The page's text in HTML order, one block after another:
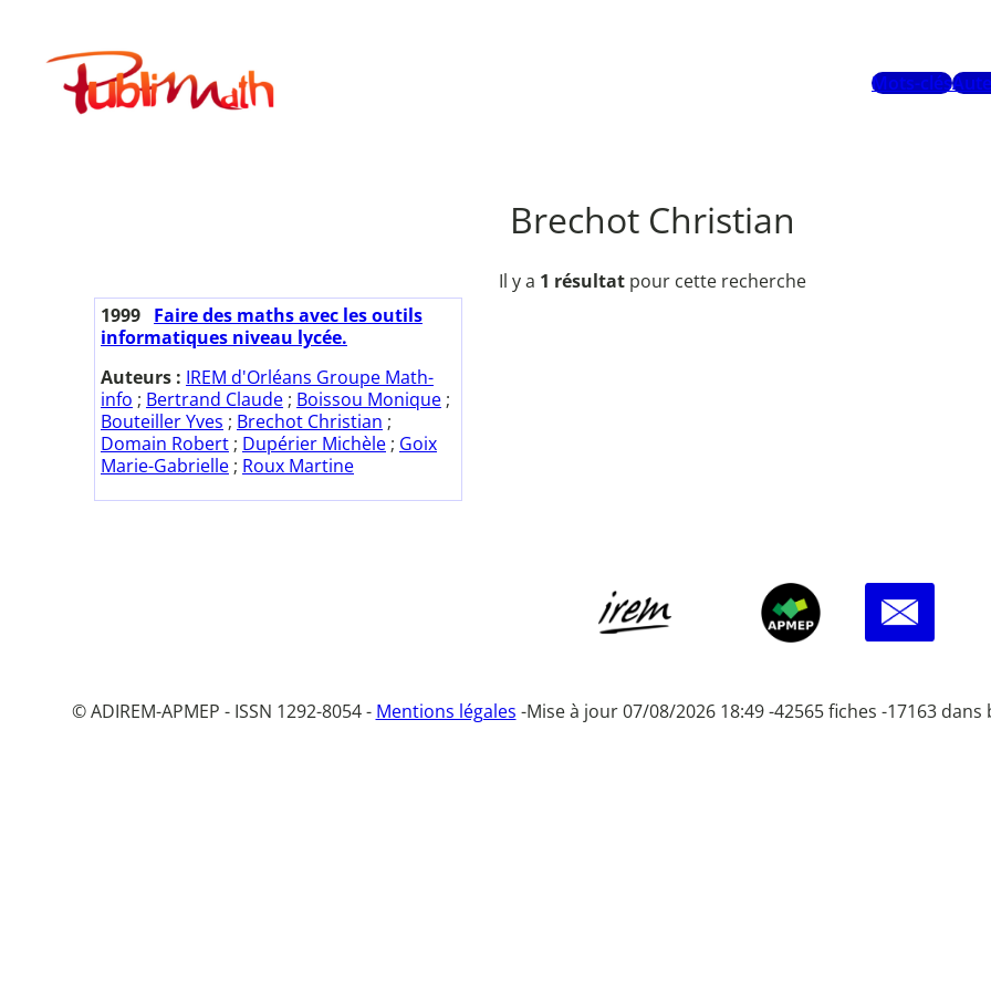
contenuPublimath
Mots-clés
Brechot Christian
Il y a 1 résultat pour cette recherche
1999 Faire des maths avec les outils
informatiques niveau lycée.
Auteurs : IREM d'Orléans Groupe Math-
info ; Bertrand Claude ; Boissou Monique ;
Bouteiller Yves ; Brechot Christian ;
Domain Robert ; Dupérier Michèle ; Goix
Marie-Gabrielle ; Roux Martine
© ADIREM-APMEP - ISSN 1292-8054 - Mentions légales -Mise à jour 07/08/2026 18:49 -42565 fiches -17163